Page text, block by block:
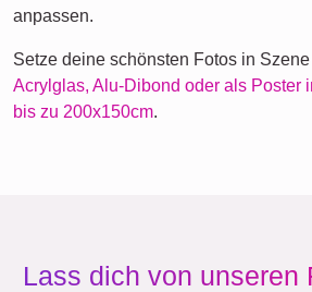
anpassen.
Setze deine schönsten Fotos in
Acrylglas, Alu-Dibond oder als Poster
bis zu 200x150cm.
Lass dich von unseren